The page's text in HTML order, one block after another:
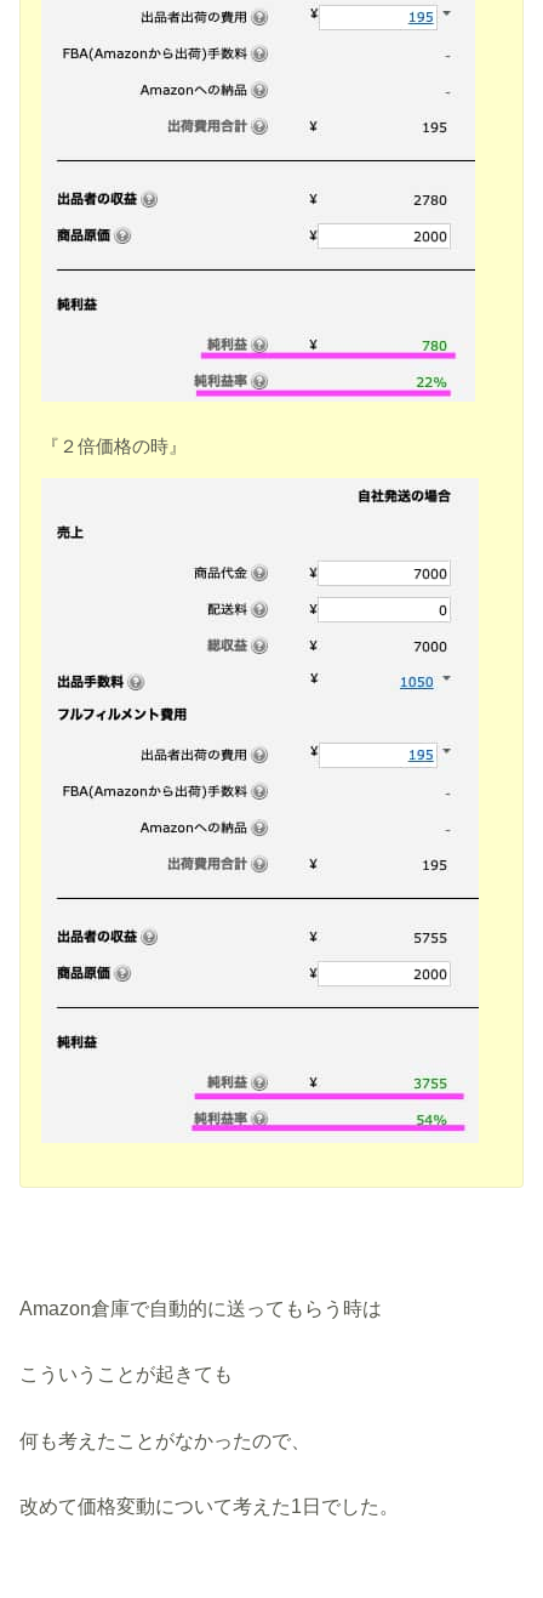
『２倍価格の時』
Amazon倉庫で自動的に送ってもらう時は
こういうことが起きても
何も考えたことがなかったので、
改めて価格変動について考えた1日でした。